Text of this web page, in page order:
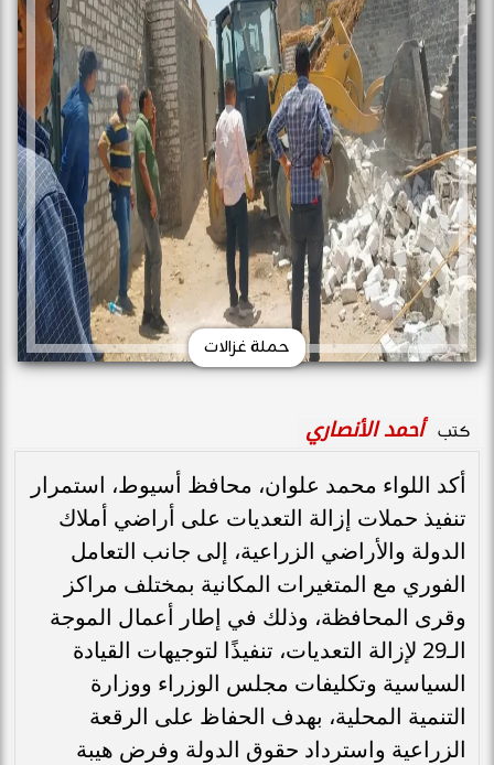
حملة غزالات
كتب أحمد الأنصاري
أكد اللواء محمد علوان، محافظ أسيوط، استمرار
تنفيذ حملات إزالة التعديات على أراضي أملاك
الدولة والأراضي الزراعية، إلى جانب التعامل
الفوري مع المتغيرات المكانية بمختلف مراكز
وقرى المحافظة، وذلك في إطار أعمال الموجة
الـ29 لإزالة التعديات، تنفيذًا لتوجيهات القيادة
السياسية وتكليفات مجلس الوزراء ووزارة
التنمية المحلية، بهدف الحفاظ على الرقعة
الزراعية واسترداد حقوق الدولة وفرض هيبة